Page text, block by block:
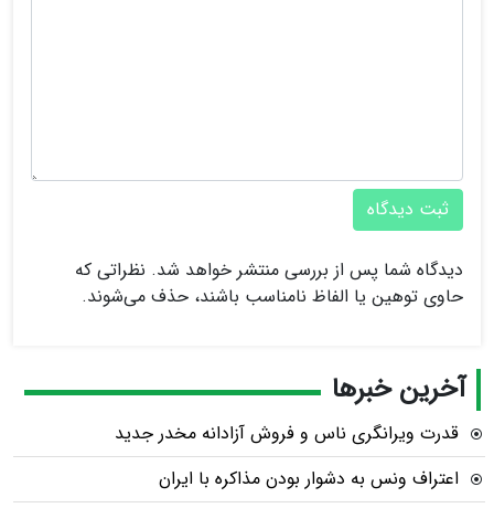
ثبت دیدگاه
دیدگاه شما پس از بررسی منتشر خواهد شد. نظراتی که
حاوی توهین یا الفاظ نامناسب باشند، حذف می‌شوند.
آخرین خبرها
قدرت ویرانگری ناس و فروش آزادانه مخدر جدید
اعتراف ونس به دشوار بودن مذاکره با ایران